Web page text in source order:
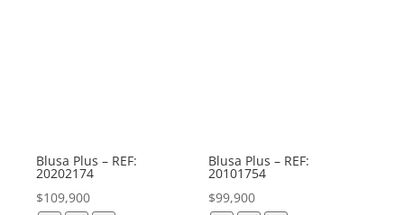
Blusa Plus – REF:
20202174
$109,900
Blusa Plus – REF:
20101754
$99,900